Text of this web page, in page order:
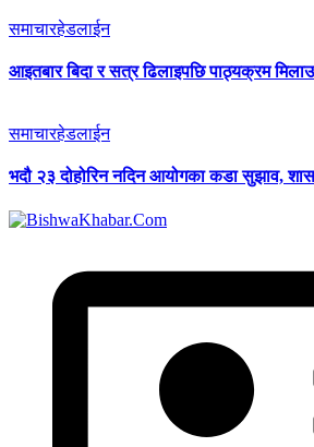
समाचारहेडलाईन
आइतबार बिदा र सत्र ढिलाइपछि पाठ्यक्रम
समाचारहेडलाईन
भदौ २३ दोहोरिन नदिन आयोगका कडा सुझाव,